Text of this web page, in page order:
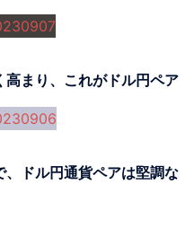
まり、これがドル円ペア
ドル円通貨ペアは堅調な